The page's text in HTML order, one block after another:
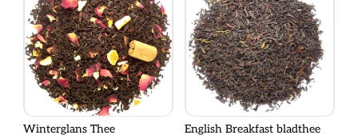
Winterglans Thee English Breakfast bladthee